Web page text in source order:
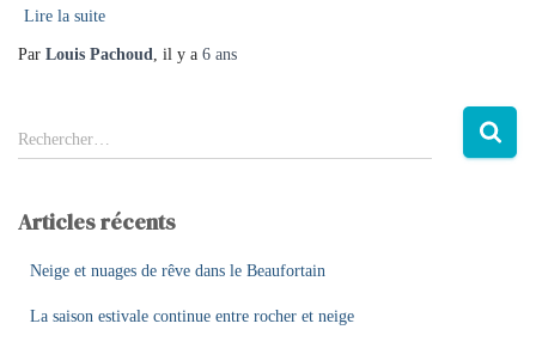
Lire la suite
Par Louis Pachoud , il y a 6 ans
e
e
Rechercher…
Articles récents
Neige et nuages de rêve dans le Beaufortain
La saison estivale continue entre rocher et neige